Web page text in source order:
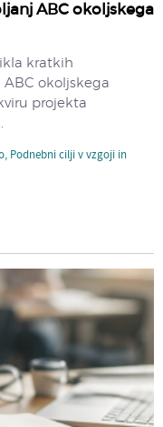
ABC okoljskega
kratkih
okoljskega
projekta
, Podnebni cilji v vzgoji in